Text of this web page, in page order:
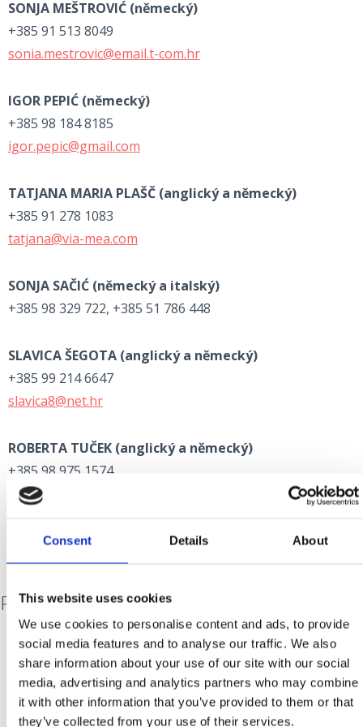
Consent Details About
This website uses cookies
We use cookies to personalise content and ads, to provide
social media features and to analyse our traffic. We also
share information about your use of our site with our social
media, advertising and analytics partners who may combine
it with other information that you’ve provided to them or that
they’ve collected from your use of their services.
SONJA MEŠTROVIĆ (německý)
+385 91 513 8049
sonia.mestrovic@email.t-com.hr
IGOR PEPIĆ (německý)
+385 98 184 8185
igor.pepic@gmail.com
TATJANA MARIA PLAŠČ (anglický a německý)
+385 91 278 1083
tatjana@via-mea.com
SONJA SAČIĆ (německý a italský)
+385 98 329 722, +385 51 786 448
SLAVICA ŠEGOTA (anglický a německý)
+385 99 214 6647
slavica8@net.hr
ROBERTA TUČEK (anglický a německý)
+385 98 975 1574
roberta99ck@yahoo.com
POŠTA
HP - HRVATSKA POŠTA d.d.
www.posta.hr